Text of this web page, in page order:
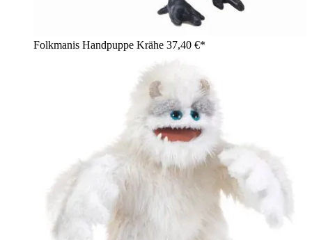
Folkmanis Handpuppe Krähe 37,40 €*